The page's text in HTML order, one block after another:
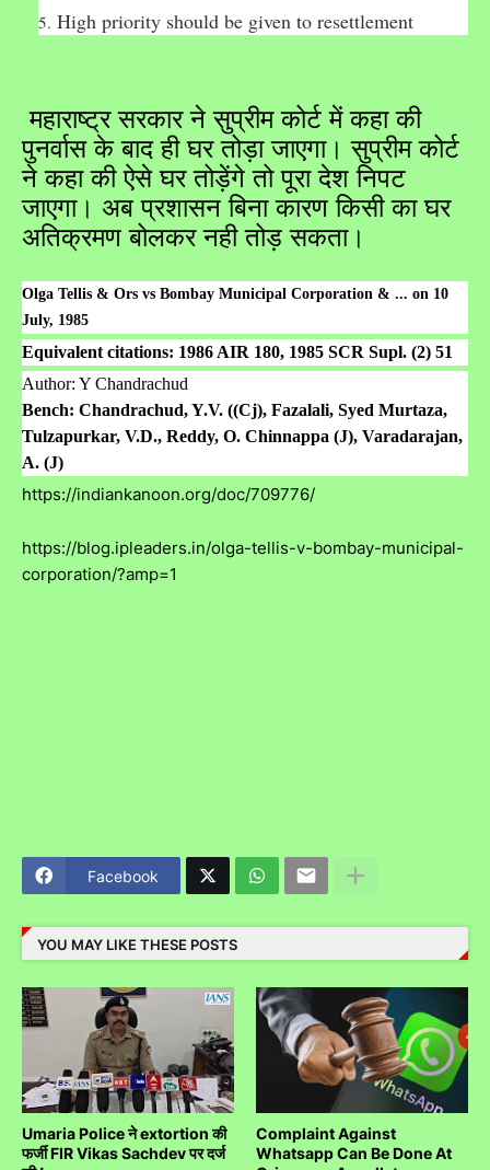
High priority should be given to resettlement
महाराष्ट्र सरकार ने सुप्रीम कोर्ट में कहा की
पुनर्वास के बाद ही घर तोड़ा जाएगा। सुप्रीम कोर्ट
ने कहा की ऐसे घर तोड़ेंगे तो पूरा देश निपट
जाएगा। अब प्रशासन बिना कारण किसी का घर
अतिक्रमण बोलकर नही तोड़ सकता।
Olga Tellis & Ors vs Bombay Municipal Corporation & ... on 10
July, 1985
Equivalent citations: 1986 AIR 180, 1985 SCR Supl. (2) 51
Author: Y Chandrachud
Bench: Chandrachud, Y.V. ((Cj), Fazalali, Syed Murtaza,
Tulzapurkar, V.D., Reddy, O. Chinnappa (J), Varadarajan,
A. (J)
https://indiankanoon.org/doc/709776/
https://blog.ipleaders.in/olga-tellis-v-bombay-municipal-
corporation/?amp=1
Facebook
YOU MAY LIKE THESE POSTS
Umaria Police ने extortion की
फर्जी FIR Vikas Sachdev पर दर्ज
Complaint Against
Whatsapp Can Be Done At